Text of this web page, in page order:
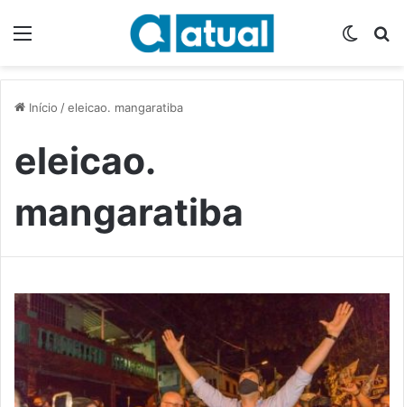
Início /eleicao. mangaratiba
eleicao.
mangaratiba